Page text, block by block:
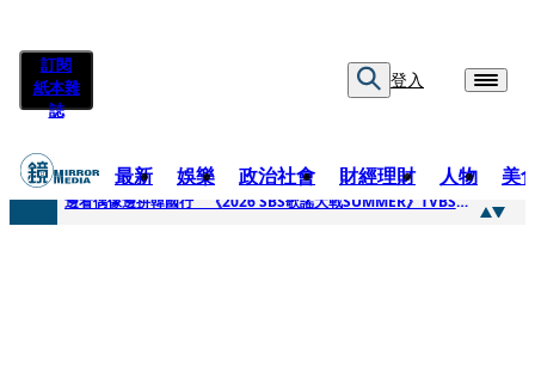
訂閱
紙本雜
誌
登入
最新 娛樂 政治社會 財經理財 人物 美
快訊
邊看偶像邊拚韓國行 《2026 SBS歌謠大戰SUMMER》TVBS直播祭追星福利